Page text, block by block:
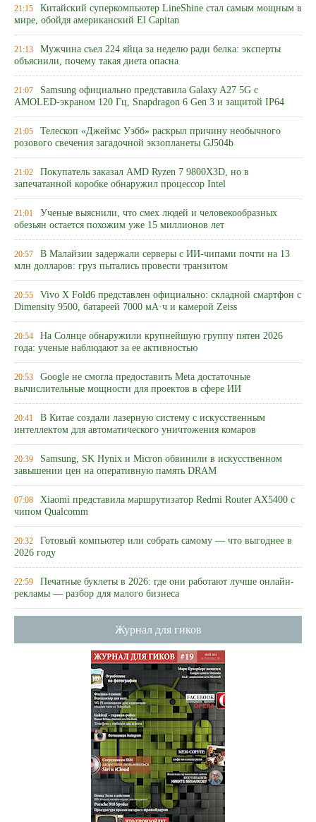
21:15 Китайский суперкомпьютер LineShine стал самым мощным в
мире, обойдя американский El Capitan
21:13 Мужчина съел 224 яйца за неделю ради белка: эксперты
объяснили, почему такая диета опасна
21:07 Samsung официально представила Galaxy A27 5G с
AMOLED-экраном 120 Гц, Snapdragon 6 Gen 3 и защитой IP64
21:05 Телескоп «Джеймс Уэбб» раскрыл причину необычного
розового свечения загадочной экзопланеты GJ504b
21:02 Покупатель заказал AMD Ryzen 7 9800X3D, но в
запечатанной коробке обнаружил процессор Intel
21:01 Ученые выяснили, что смех людей и человекообразных
обезьян остается похожим уже 15 миллионов лет
20:57 В Малайзии задержали серверы с ИИ-чипами почти на 13
млн долларов: груз пытались провести транзитом
20:55 Vivo X Fold6 представлен официально: складной смартфон с
Dimensity 9500, батареей 7000 мА·ч и камерой Zeiss
20:54 На Солнце обнаружили крупнейшую группу пятен 2026
года: ученые наблюдают за ее активностью
20:53 Google не смогла предоставить Meta достаточные
вычислительные мощности для проектов в сфере ИИ
20:41 В Китае создали лазерную систему с искусственным
интеллектом для автоматического уничтожения комаров
20:39 Samsung, SK Hynix и Micron обвинили в искусственном
завышении цен на оперативную память DRAM
07:08 Xiaomi представила маршрутизатор Redmi Router AX5400 с
чипом Qualcomm
20:32 Готовый компьютер или собрать самому — что выгоднее в
2026 году
22:59 Печатные буклеты в 2026: где они работают лучше онлайн-
рекламы — разбор для малого бизнеса
Журнал для гиков